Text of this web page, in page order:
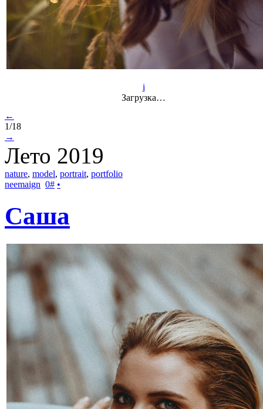
i
Загрузка…
←
1/18
→
Лето 2019
nature, model, portrait, portfolio
neemaign 0# •
Саша